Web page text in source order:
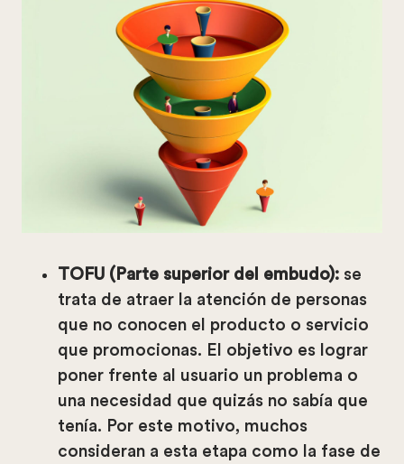
TOFU (Parte superior del embudo): se
trata de atraer la atención de personas
que no conocen el producto o servicio
que promocionas. El objetivo es lograr
poner frente al usuario un problema o
una necesidad que quizás no sabía que
tenía. Por este motivo, muchos
consideran a esta etapa como la fase de